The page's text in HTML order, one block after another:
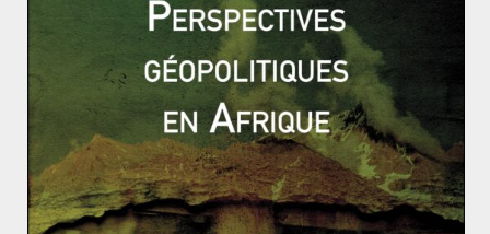
contre des installations américaines en
Irak. Aucune de ces attaques n’a été revendiquée.
Washington accuse cependant le Kataeb Hezbollah.
Vers un départ des troupes américaines?
L’Iran et les
Etats-Unis
avaient